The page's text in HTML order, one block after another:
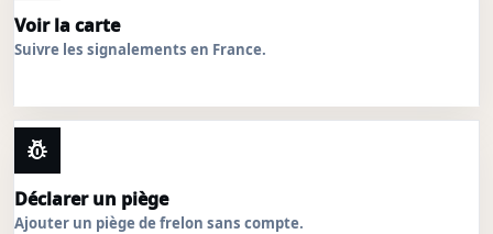
Voir la carte
Suivre les signalements en France.
pest_control
Déclarer un piège
Ajouter un piège de frelon sans compte.